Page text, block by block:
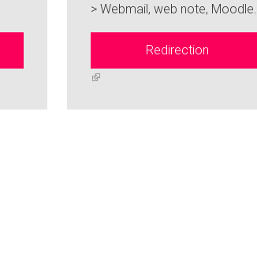
> Webmail, web note, Moodle...
Redirection
(link
external)